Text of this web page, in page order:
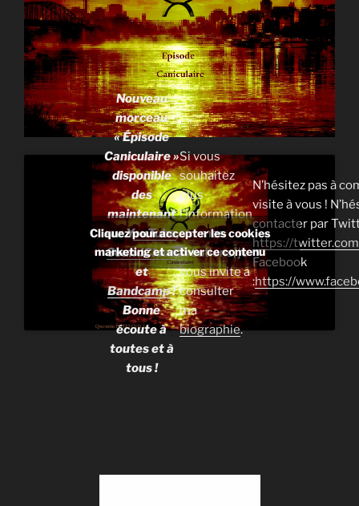
Nouveau
morceau
« Épisode
Caniculaire »
disponible
des
maintenant
sur YouTube,
SoundCloud
et
Bandcamp!
Bonne
écoute à
toutes et à
tous !
Si vous
souhaitez
plus
l’information
sur mes
créations, je
vous invite à
consulter
ma
biographie.
N’hésitez pas à
visite à vous !
contacter par
https://
Facebook
:https://
Cliquez pour accepter les cookies
marketing et activer ce contenu